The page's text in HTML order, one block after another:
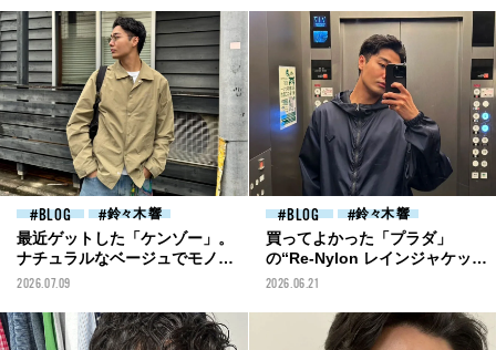
BLOG 鈴々木 響
最近ゲットした「ケンゾー」。
ナチュラルなベージュでモノト
ーンコーデからも卒業！[鈴々
2026.07.09
BLOG 鈴々木 響
買ってよかった「プラダ」
の“Re-Nylon レインジャケッ
ト”！[鈴々木 響ブログ]
2026.06.21